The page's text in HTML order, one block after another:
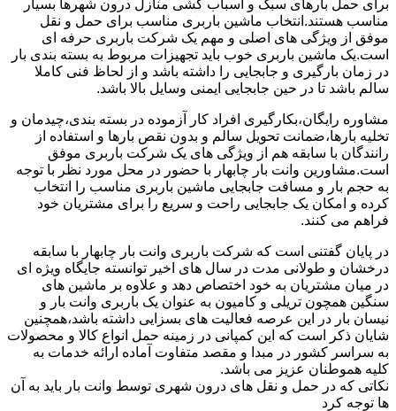
برای حمل بارهای سبک و اسباب کشی منازل درون شهرها بسیار
مناسب هستند.انتخاب ماشین باربری مناسب برای حمل و نقل
موفق از ویژگی های اصلی و مهم یک شرکت باربری حرفه ای
است.یک ماشین باربری خوب باید تجهیزات مربوط به بسته بندی بار
در زمان بارگیری و جابجایی را داشته باشد و از لحاظ فنی کاملا
سالم باشد تا در حین جابجایی ایمنی وسایل بالا باشد.
مشاوره رایگان،بکارگیری افراد کار آزموده در بسته بندی،چیدمان و
تخلیه بارها،ضمانت تحویل سالم و بدون نقص بارها و استفاده از
رانندگان با سابقه هم از ویژگی های یک شرکت باربری موفق
است.مشاورین وانت بار چابهار با حضور در محل مورد نظر با توجه
به حجم بار و مسافت جابجایی ماشین باربری مناسب را انتخاب
کرده و امکان یک جابجایی راحت و سریع را برای مشتریان خود
فراهم می کنند.
در پایان گفتنی است که شرکت باربری وانت بار چابهار با سابقه
درخشان و طولانی مدت در سال های اخیر توانسته جایگاه ویژه ای
در میان مشتریان به خود اختصاص دهد و علاوه بر ماشین های
سنگین همچون تریلی و کامیون به عنوان یک باربری وانت بار و
نیسان بار در این عرصه فعالیت های بسزایی داشته باشد،همچنین
شایان ذکر است که این کمپانی در زمینه حمل انواع کالا و محصولات
به سراسر کشور در مبدا و مقصد متفاوت آماده ارائه خدمات به
کلیه هموطنان عزیز می باشد.
نکاتی که در حمل و نقل های درون شهری توسط وانت بار باید به آن
ها توجه کرد